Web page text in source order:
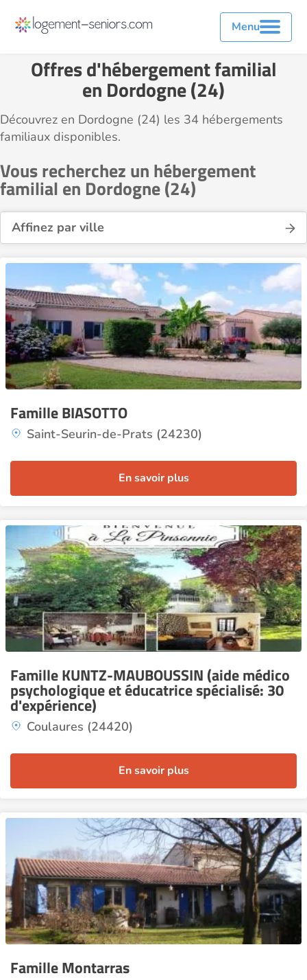
Menu
Offres d'hébergement familial
en Dordogne (24)
Découvrez en Dordogne (24) les 34 hébergements
familiaux disponibles.
Vous recherchez un hébergement
familial en Dordogne (24)
Affinez par ville
Famille BIASOTTO
Saint-Seurin-de-Prats (24230)
En savoir plus
Famille KUNTZ-MAUBOUSSIN (aide médico
psychologique et éducatrice spécialisé: 30
d'expérience)
Coulaures (24420)
En savoir plus
Famille Montarras